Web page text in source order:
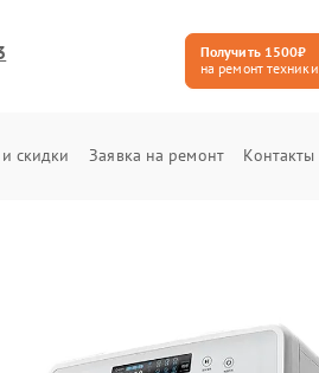
Получить 1500₽
на ремонт техники
скидки Заявка на ремонт Контакты